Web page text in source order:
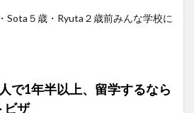
Sota５歳・Ryuta２歳前みんな学校に
で1年半以上、留学するなら
ビザ